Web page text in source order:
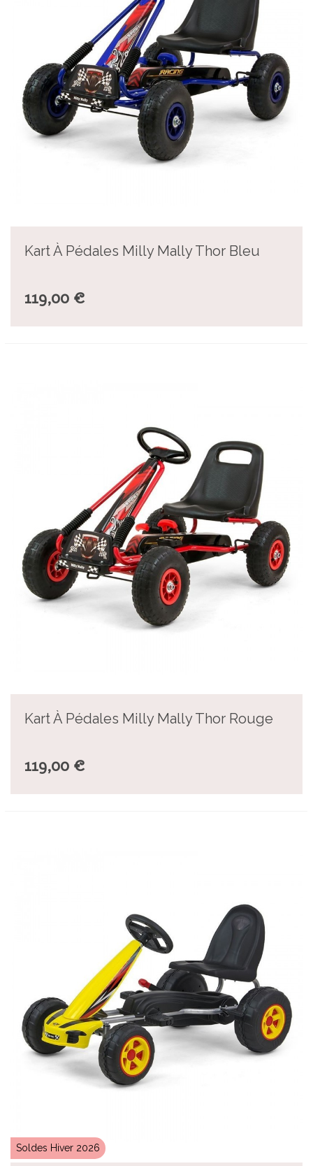
Kart À Pédales Milly Mally Thor Bleu
119,00 €
Kart À Pédales Milly Mally Thor Rouge
119,00 €
Soldes Hiver 2026